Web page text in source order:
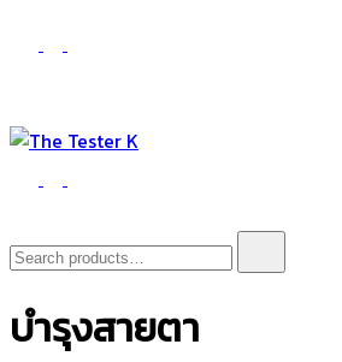
The Tester K
Korean cosmetics
Search
for:
บำรุงสายตา